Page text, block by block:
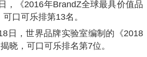
，《2016年BrandZ全球最具价值品
口可乐排第13名。
日，世界品牌实验室编制的《2018
晓，可口可乐排名第7位。